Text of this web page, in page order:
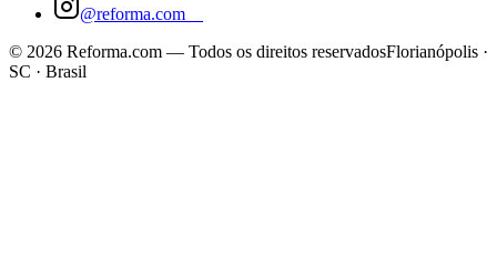
@reforma.com__
© 2026 Reforma.com — Todos os direitos reservadosFlorianópolis ·
SC · Brasil